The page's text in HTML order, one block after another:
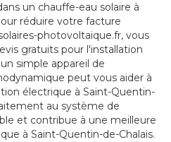
un chauffe-eau solaire à
réduire votre facture
photovoltaique.fr, vous
gratuits pour l'installation
simple appareil de
peut vous aider à
électrique à Saint-Quentin-
au système de
et contribue à une meilleure
à Saint-Quentin-de-Chalais.